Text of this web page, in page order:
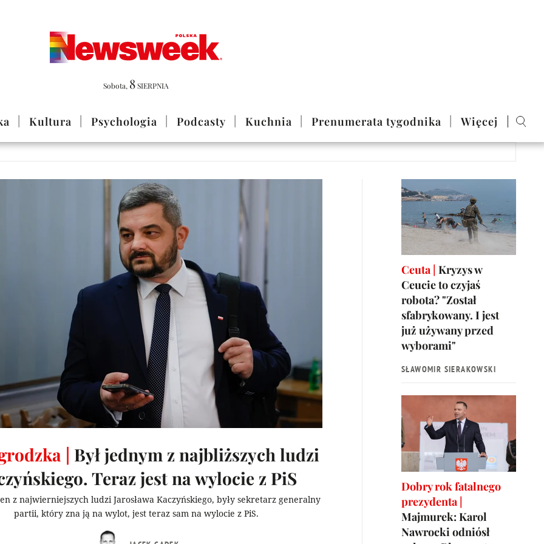
Sobota, 8SIERPNIA
Kultura Psychologia Podcasty Kuchnia Prenumerata tygodnika Więcej
| Był jednym z najbliższych ludzi
Teraz jest na wylocie z PiS
z najwierniejszych ludzi Jarosława Kaczyńskiego, były sekretarz generalny
partii, który zna ją na wylot, jest teraz sam na wylocie z PiS.
Ceuta | Kryzys w
Ceucie to czyjaś
robota? "Został
sfabrykowany. I jest
już używany przed
wyborami"
SŁAWOMIR SIERAKOWSKI
Dobry rok fatalnego
prezydenta |
Majmurek: Karol
Nawrocki odniósł